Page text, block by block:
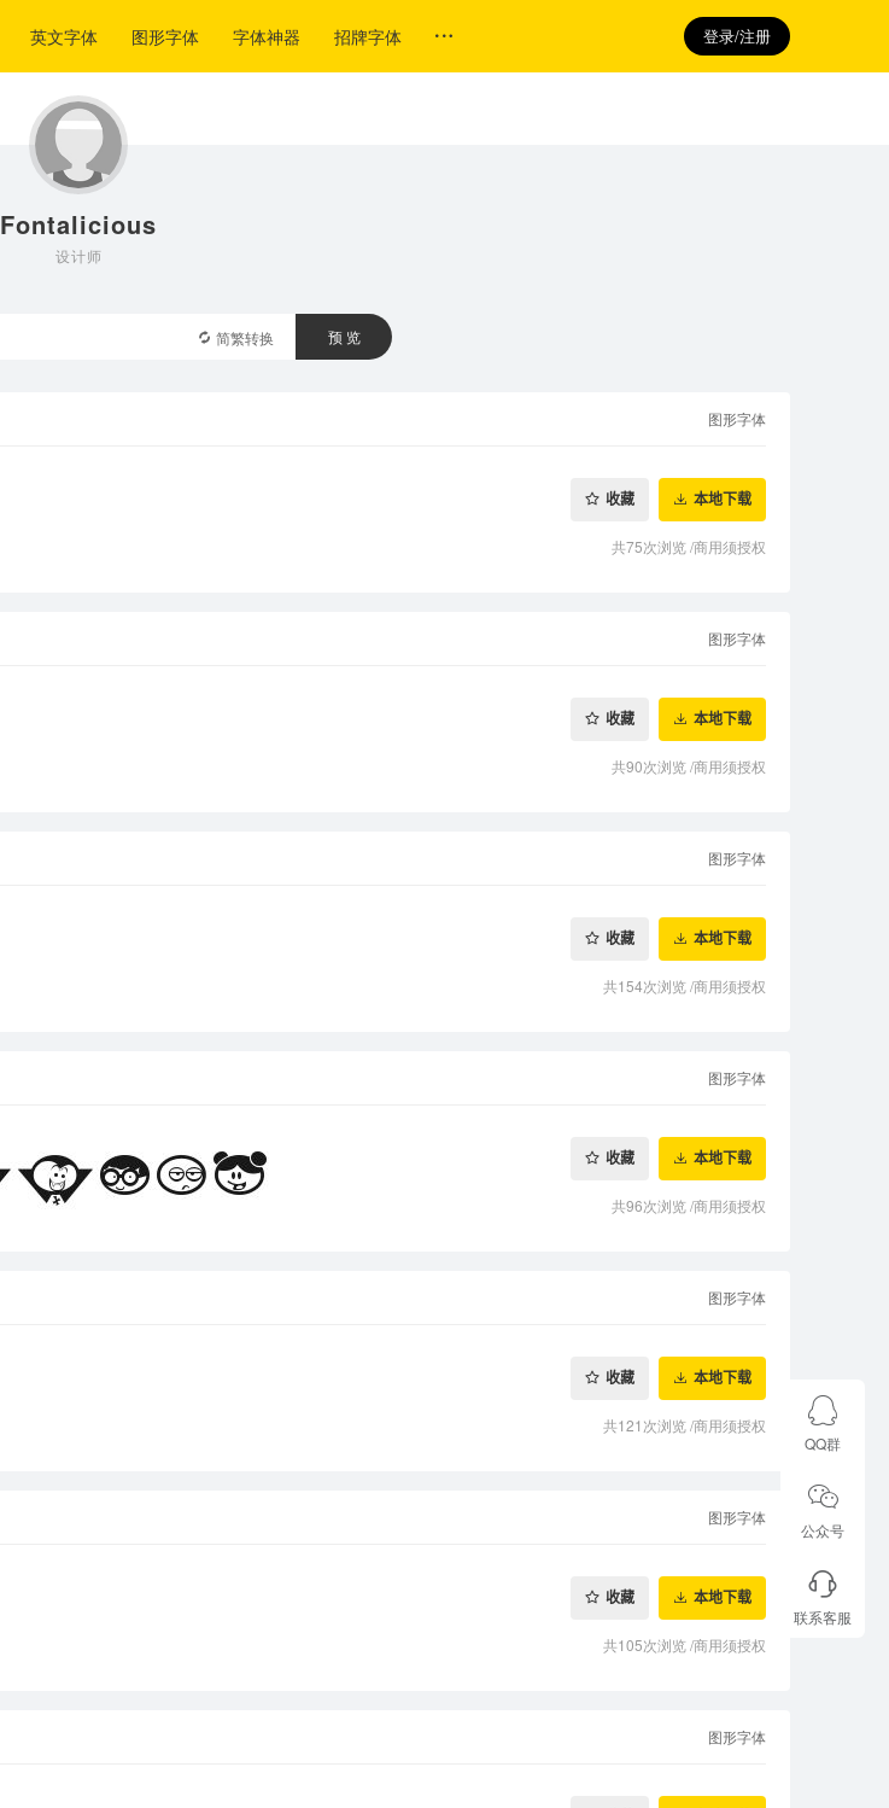
英文字体 图形字体 字体神器 招牌字体 登录/注册
Fontalicious
设计师
预 览
简繁转换
图形字体
收藏 本地下载
共75次浏览/商用须授权
图形字体
收藏 本地下载
共90次浏览/商用须授权
图形字体
收藏 本地下载
共154次浏览/商用须授权
图形字体
收藏 本地下载
共96次浏览/商用须授权
图形字体
收藏 本地下载
共121次浏览/商用须授权
图形字体
收藏 本地下载
共105次浏览/商用须授权
图形字体
QQ群
公众号
联系客服